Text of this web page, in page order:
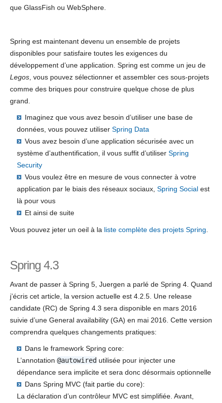
que GlassFish ou WebSphere.
Spring est maintenant devenu un ensemble de projets
disponibles pour satisfaire toutes les exigences du
développement d’une application. Spring est comme un jeu de
Legos , vous pouvez sélectionner et assembler ces sous-projets
comme des briques pour construire quelque chose de plus
grand.
Imaginez que vous avez besoin d’utiliser une base de
données, vous pouvez utiliser Spring Data
Vous avez besoin d’une application sécurisée avec un
système d’authentification, il vous suffit d’utiliser Spring
Security
Vous voulez être en mesure de vous connecter à votre
application par le biais des réseaux sociaux, Spring Socialest
là pour vous
Et ainsi de suite
Vous pouvez jeter un oeil à la liste complète des projets Spring
Spring 4.3
Avant de passer à Spring 5, Juergen a parlé de Spring 4. Quand
j’écris cet article, la version actuelle est 4.2.5. Une release
candidate (RC) de Spring 4.3 sera disponible en mars 2016
suivie d’une General availability (GA) en mai 2016. Cette version
comprendra quelques changements pratiques:
Dans le framework Spring core:
L’annotation @autowired utilisée pour injecter une
dépendance sera implicite et sera donc désormais optionnelle
Dans Spring MVC (fait partie du core):
La déclaration d’un contrôleur MVC est simplifiée. Avant,